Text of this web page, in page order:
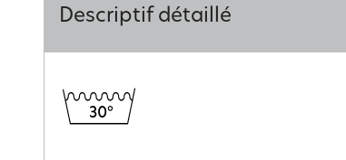
Descriptif détaillé